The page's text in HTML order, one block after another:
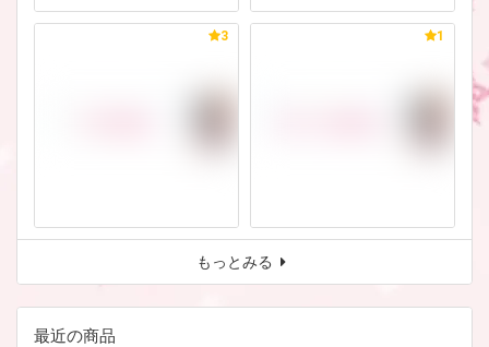
3 1
もっとみる
最近の商品